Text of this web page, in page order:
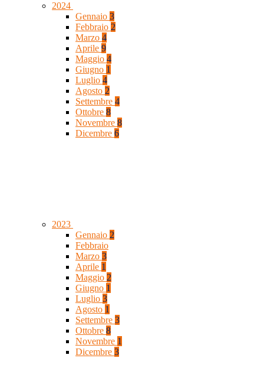
2024
Gennaio 3
Febbraio 2
Marzo 4
Aprile 9
Maggio 4
Giugno 1
Luglio 4
Agosto 2
Settembre 4
Ottobre 8
Novembre 8
Dicembre 6
2023
Gennaio 2
Febbraio
Marzo 3
Aprile 1
Maggio 2
Giugno 1
Luglio 3
Agosto 1
Settembre 3
Ottobre 8
Novembre 1
Dicembre 3